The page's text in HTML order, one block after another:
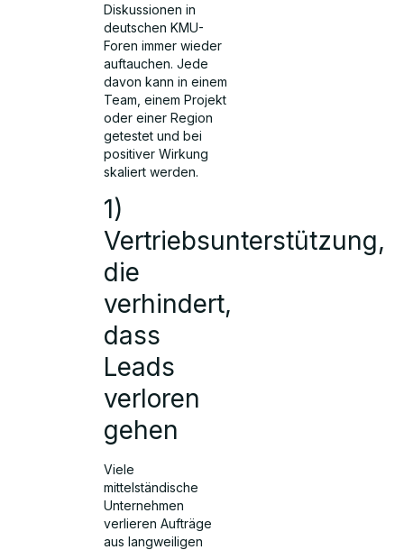
Diskussionen in
deutschen KMU-
Foren immer wieder
auftauchen. Jede
davon kann in einem
Team, einem Projekt
oder einer Region
getestet und bei
positiver Wirkung
skaliert werden.
1)
Vertriebsunterstützung,
die
verhindert,
dass
Leads
verloren
gehen
Viele
mittelständische
Unternehmen
verlieren Aufträge
aus langweiligen